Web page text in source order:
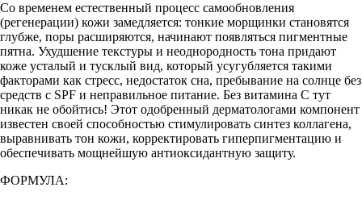
Со временем естественный процесс самообновления
(регенерации) кожи замедляется: тонкие морщинки становятся
глубже, поры расширяются, начинают появляться пигментные
пятна. Ухудшение текстуры и неоднородность тона придают
коже усталый и тусклый вид, который усугубляется такими
факторами как стресс, недостаток сна, пребывание на солнце без
средств с SPF и неправильное питание. Без витамина С тут
никак не обойтись! Этот одобренный дерматологами компонент
известен своей способностью стимулировать синтез коллагена,
выравнивать тон кожи, корректировать гиперпигментацию и
обеспечивать мощнейшую антиоксидантную защиту.
ФОРМУЛА: